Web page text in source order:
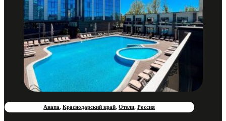
Анапа,Краснодарский край,Отели,Россия